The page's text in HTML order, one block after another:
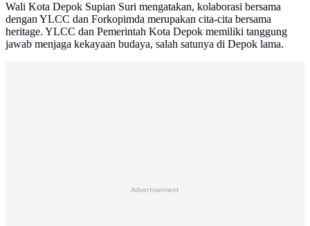
Wali Kota Depok Supian Suri mengatakan, kolaborasi bersama
dengan YLCC dan Forkopimda merupakan cita-cita bersama
heritage. YLCC dan Pemerintah Kota Depok memiliki tanggung
jawab menjaga kekayaan budaya, salah satunya di Depok lama.
Advertisement